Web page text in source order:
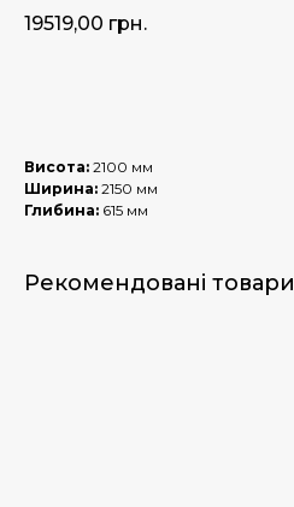
19519,00 грн.
Висота: 2100 мм
Ширина: 2150 мм
Глибина: 615 мм
Рекомендовані товари